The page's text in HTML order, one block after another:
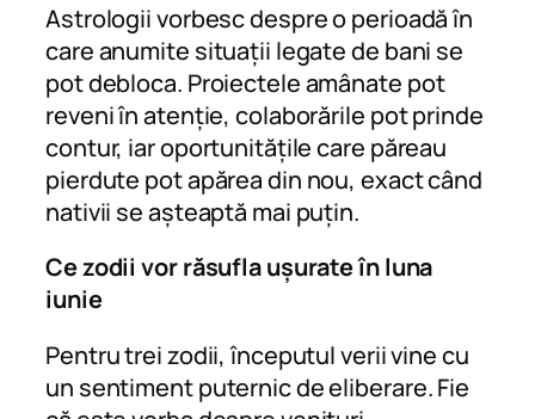
Astrologii vorbesc despre o perioadă în
care anumite situații legate de bani se
pot debloca. Proiectele amânate pot
reveni în atenție, colaborările pot prinde
contur, iar oportunitățile care păreau
pierdute pot apărea din nou, exact când
nativii se așteaptă mai puțin.
Ce zodii vor răsufla ușurate în luna
iunie
Pentru trei zodii, începutul verii vine cu
un sentiment puternic de eliberare. Fie